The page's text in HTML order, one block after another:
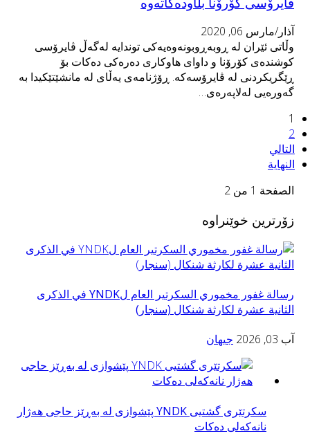
آذار/مارس 06, 2020
وڵاتی ئێران لە ڕوبەڕوبونەوەیەكی توندایە لەگەڵ ڤایرۆسی
كوشندەی كۆرۆنا و داوای هاوكاری دەرەكی دەكات بۆ
ڕێگریكردنی لە ڤایرۆسەكە. ڕۆژنامەی یەڵای لە مانشێتێكیدا بە
گەورەیی لەلاپەرەی…
1
2
التالي
النهاية
الصفحة 1 من 2
زۆرترین خوێنراوە
رسالة غفور مخموري السكرتير العام لYNDK في الذكرى
الثانية عشرة لكارثة شنكال (سنجار)
آب 03, 2026
جیهان
سكرتێری گشتیی YNDK پێشوازى لە بەڕێز حاجی هەژار
نانەکەلی دەکات